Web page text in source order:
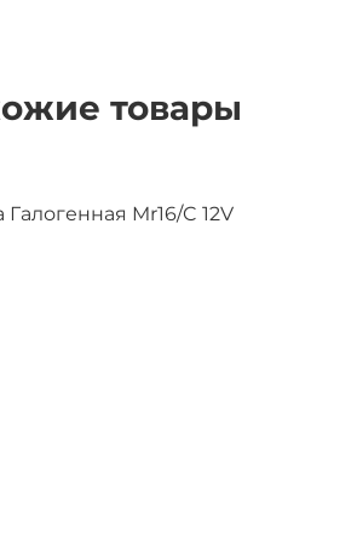
товары
Mr16/C 12V